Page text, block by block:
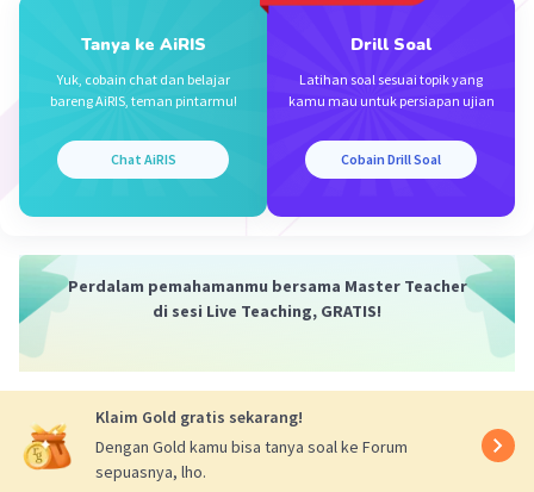
Tanya ke AiRIS
Yuk, cobain chat dan belajar
bareng AiRIS, teman pintarmu!
Chat AiRIS
Drill Soal
Latihan soal sesuai topik yang
kamu mau untuk persiapan ujian
Cobain Drill Soal
Perdalam pemahamanmu bersama Master Teacher
di sesi Live Teaching, GRATIS!
Klaim Gold gratis sekarang!
Dengan Gold kamu bisa tanya soal ke Forum
sepuasnya, lho.